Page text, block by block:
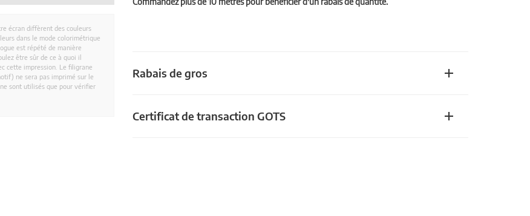
Rabais de gros
Certificat de transaction GOTS
écran diffèrent des couleurs
dans le mode colorimétrique
est répété de manière
être sûr de ce à quoi il
cette impression. Le filigrane
ne sera pas imprimé sur le
sont utilisés que pour vérifier